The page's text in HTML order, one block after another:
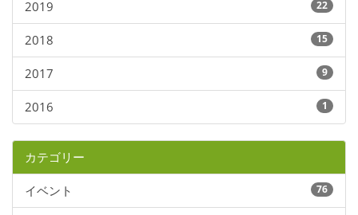
2019 22
2018 15
2017 9
2016 1
カテゴリー
イベント 76